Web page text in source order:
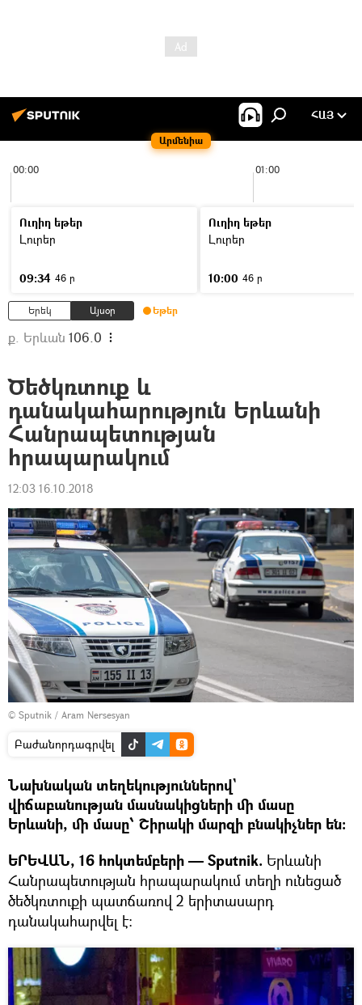
Արմենիա
ՀԱՅ
00:00 01:00
Ուղիղ եթեր
Լուրեր
09:34 46 ր
Ուղիղ եթեր
Լուրեր
10:00 46 ր
Երեկ Այսօր Եթեր
ք. Երևան 106.0
Ծեծկռտուք և
դանակահարություն Երևանի
Հանրապետության
հրապարակում
12:03 16.10.2018
© Sputnik / Aram Nersesyan
Բաժանորդագրվել
Նախնական տեղեկություններով`
վիճաբանության մասնակիցների մի մասը
Երևանի, մի մասը՝ Շիրակի մարզի բնակիչներ են։
ԵՐԵՎԱՆ, 16 հոկտեմբերի — Sputnik. Երևանի
Հանրապետության հրապարակում տեղի ունեցած
ծեծկռտուքի պատճառով 2 երիտասարդ
դանակահարվել է։